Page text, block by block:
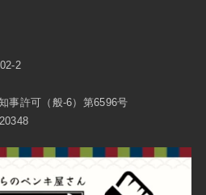
2
事許可（般-6）第6596号